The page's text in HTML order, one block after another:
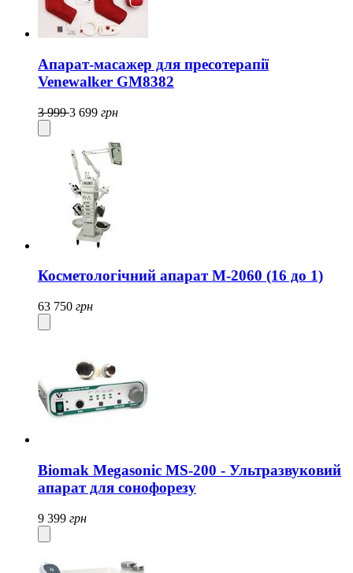
Апарат-масажер для пресотерапії
Venewalker GM8382
3 9993 699 грн
Косметологічний апарат M-2060 (16 до 1)
63 750 грн
Biomak Megasonic MS-200 - Ультразвуковий
апарат для сонофорезу
9 399 грн